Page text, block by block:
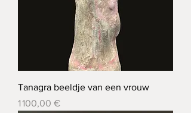
Tanagra beeldje van een vrouw
Prix
1 100,00 €